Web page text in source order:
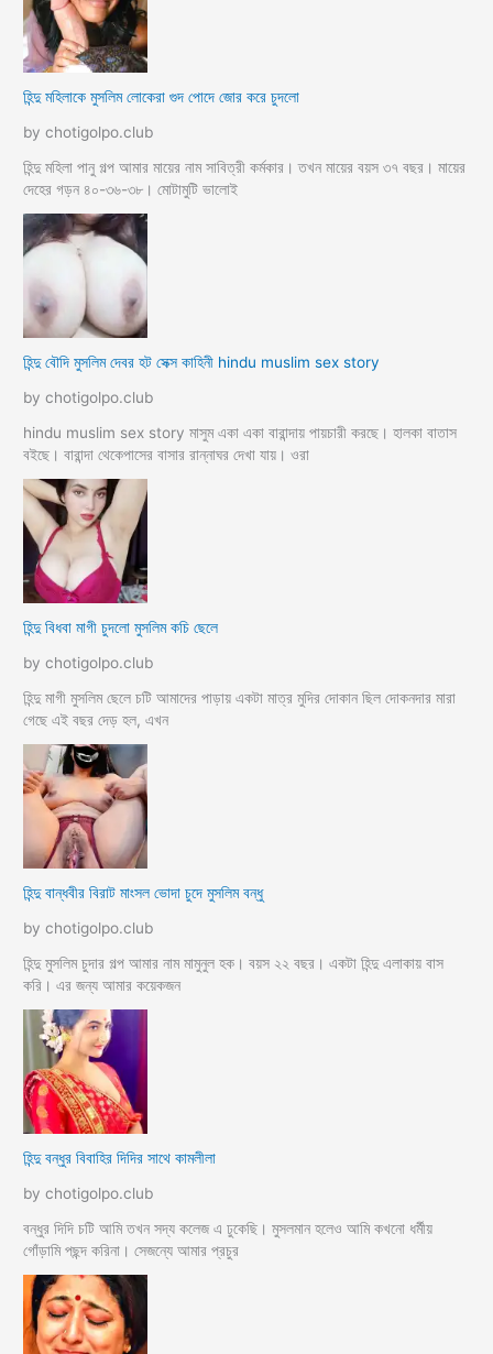
হিন্দু মহিলাকে মুসলিম লোকেরা গুদ পোদে জোর করে চুদলো
by chotigolpo.club
হিন্দু মহিলা পানু গল্প আমার মায়ের নাম সাবিত্রী কর্মকার। তখন মায়ের বয়স ৩৭ বছর। মায়ের
দেহের গড়ন ৪০-৩৬-৩৮। মোটামুটি ভালোই
হিন্দু বৌদি মুসলিম দেবর হট সেক্স কাহিনী hindu muslim sex story
by chotigolpo.club
hindu muslim sex story মাসুম একা একা বারান্দায় পায়চারী করছে। হালকা বাতাস
বইছে। বারান্দা থেকেপাসের বাসার রান্নাঘর দেখা যায়। ওরা
হিন্দু বিধবা মাগী চুদলো মুসলিম কচি ছেলে
by chotigolpo.club
হিন্দু মাগী মুসলিম ছেলে চটি আমাদের পাড়ায় একটা মাত্র মুদির দোকান ছিল দোকনদার মারা
গেছে এই বছর দেড় হল, এখন
হিন্দু বান্ধবীর বিরাট মাংসল ভোদা চুদে মুসলিম বন্ধু
by chotigolpo.club
হিন্দু মুসলিম চুদার গল্প আমার নাম মামুনুল হক। বয়স ২২ বছর। একটা হিন্দু এলাকায় বাস
করি। এর জন্য আমার কয়েকজন
হিন্দু বন্ধুর বিবাহির দিদির সাথে কামলীলা
by chotigolpo.club
বন্ধুর দিদি চটি আমি তখন সদ্য কলেজ এ ঢুকেছি। মুসলমান হলেও আমি কখনো ধর্মীয়
গোঁড়ামি পছন্দ করিনা। সেজন্যে আমার প্রচুর